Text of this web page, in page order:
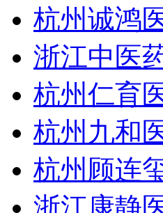
杭州诚鸿
浙江中医
杭州仁育
杭州九和
杭州顾连